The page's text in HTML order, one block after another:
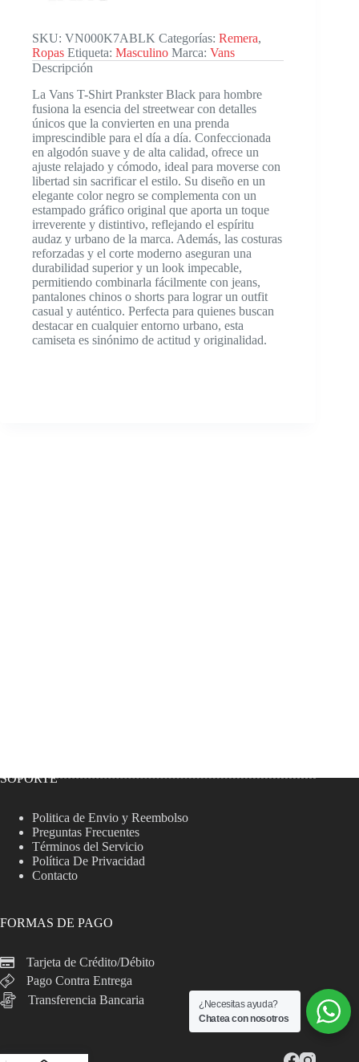
SKU: VN000K7ABLK Categorías: Remera,
Ropas Etiqueta: Masculino Marca: Vans
Descripción
La Vans T-Shirt Prankster Black para hombre
fusiona la esencia del streetwear con detalles
únicos que la convierten en una prenda
imprescindible para el día a día. Confeccionada
en algodón suave y de alta calidad, ofrece un
ajuste relajado y cómodo, ideal para moverse con
libertad sin sacrificar el estilo. Su diseño en un
elegante color negro se complementa con un
estampado gráfico original que aporta un toque
irreverente y distintivo, reflejando el espíritu
audaz y urbano de la marca. Además, las costuras
reforzadas y el corte moderno aseguran una
durabilidad superior y un look impecable,
permitiendo combinarla fácilmente con jeans,
pantalones chinos o shorts para lograr un outfit
casual y auténtico. Perfecta para quienes buscan
destacar en cualquier entorno urbano, esta
camiseta es sinónimo de actitud y originalidad.
SOPORTE
Politica de Envio y Reembolso
Preguntas Frecuentes
Términos del Servicio
Política De Privacidad
Contacto
FORMAS DE PAGO
Tarjeta de Crédito/Débito
Pago Contra Entrega
Transferencia Bancaria
¿Necesitas ayuda?
Chatea con nosotros